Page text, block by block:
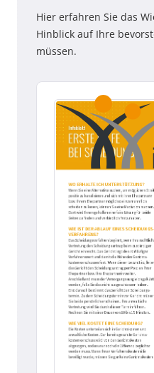
Hier erfahren Sie das
Hinblick auf Ihre
müssen.